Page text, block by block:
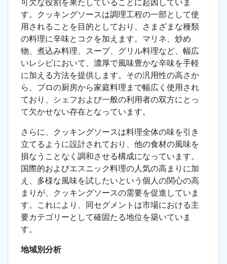
可欠な役割を果たしていることに起因していま
す。クッキングソースは調理工程の一部として使
用されることを目的としており、さまざまな種類
の料理に辛味とコクを加えます。マリネ、炒め
物、煮込み料理、スープ、グリル料理など、幅広
いレシピにおいて、濃厚で風味豊かな辛味を手軽
に加える方法を提供します。その汎用性の高さか
ら、プロの厨房から家庭料理まで幅広く使用され
ており、シェフおよび一般の利用者の双方にとっ
て欠かせない存在となっています。
さらに、クッキングソースは料理全体の味を引き
立てるように設計されており、他の食材の風味を
損なうことなく調和させる構成になっています。
国際的およびエスニック料理の人気の高まりに加
え、多様な風味を試したいという個人の関心の高
まりが、クッキングソースの需要を促進していま
す。これにより、同セグメントは市場における主
要カテゴリーとして確固たる地位を築いていま
す。
地域別分析